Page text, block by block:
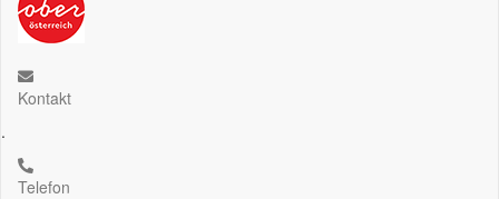
Kontakt
.
Telefon